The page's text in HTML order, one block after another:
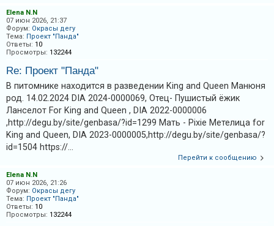
ы
П
о
и
с
к
F
Q
Elena N.N
07 июн 2026, 21:37
Форум: Окрасы дегу
Тема: Проект "Панда"
Ответы: 10
Просмотры: 132244
Re: Проект "Панда"
В питомнике находится в разведении King and Queen Манюня
род. 14.02.2024 DIA 2024-0000069, Отец- Пушистый ёжик
Ланселот For King and Queen , DIA 2022-0000006
,http://degu.by/site/genbasa/?id=1299 Мать - Pixie Метелица for
King and Queen, DIA 2023-0000005,http://degu.by/site/genbasa/?
id=1504 https://...
Перейти к сообщению
Elena N.N
07 июн 2026, 21:26
Форум: Окрасы дегу
Тема: Проект "Панда"
Ответы: 10
Просмотры: 132244